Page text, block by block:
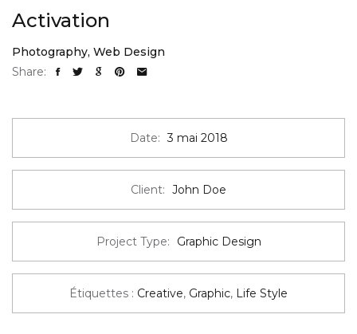
Activation
Photography, Web Design
Share:
Date: 3 mai 2018
Client: John Doe
Project Type: Graphic Design
Étiquettes : Creative, Graphic, Life Style